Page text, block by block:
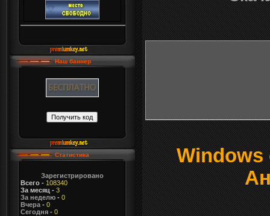
Наш баннер
Статистика
Зарегистрировано
Всего- 108340
За месяц - 3
За неделю- 0
Вчера- 0
Сегодня- 0
Windows